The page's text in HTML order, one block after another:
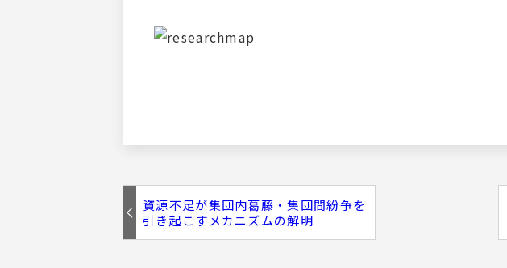
資源不足が集団内葛藤・集団間紛争を
引き起こすメカニズムの解明